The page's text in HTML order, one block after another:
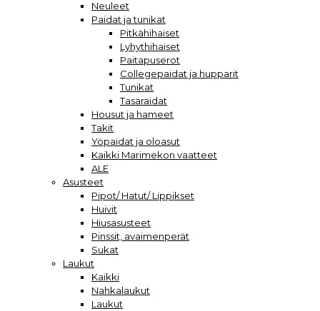
Neuleet
Paidat ja tunikat
Pitkähihaiset
Lyhythihaiset
Paitapuserot
Collegepaidat ja hupparit
Tunikat
Tasaraidat
Housut ja hameet
Takit
Yöpaidat ja oloasut
Kaikki Marimekon vaatteet
ALE
Asusteet
Pipot/ Hatut/ Lippikset
Huivit
Hiusasusteet
Pinssit, avaimenperät
Sukat
Laukut
Kaikki
Nahkalaukut
Laukut